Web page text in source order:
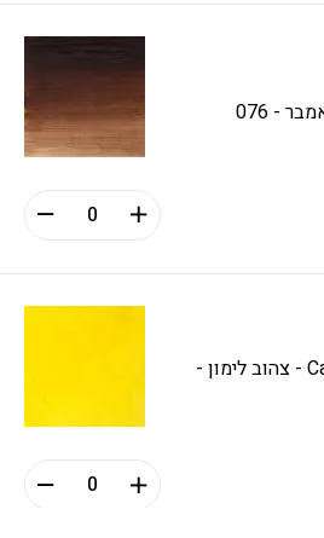
גוון Cadmium Lemon Hue - צהוב לימון -